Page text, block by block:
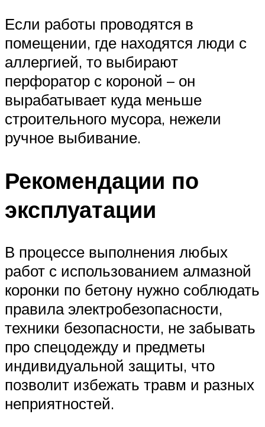
Если работы проводятся в
помещении, где находятся люди с
аллергией, то выбирают
перфоратор с короной – он
вырабатывает куда меньше
строительного мусора, нежели
ручное выбивание.
Рекомендации по
эксплуатации
В процессе выполнения любых
работ с использованием алмазной
коронки по бетону нужно соблюдать
правила электробезопасности,
техники безопасности, не забывать
про спецодежду и предметы
индивидуальной защиты, что
позволит избежать травм и разных
неприятностей.